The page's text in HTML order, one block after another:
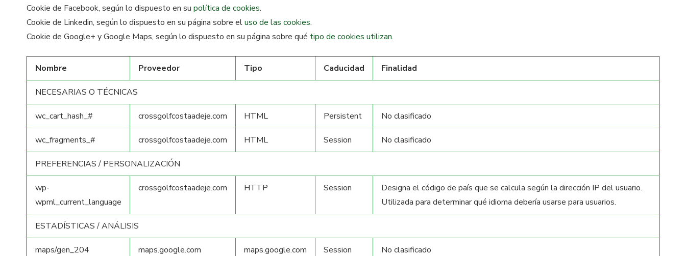
Cookie de Facebook, según lo dispuesto en su política de cookies.
Cookie de Linkedin, según lo dispuesto en su página sobre eluso de las cookies.
Cookie de Google+ y Google Maps, según lo dispuesto en su página sobre qué tipo de cookies utilizan.
Nombre Proveedor Tipo Caducidad Finalidad
NECESARIAS O TÉCNICAS
wc_cart_hash_# crossgolfcostaadeje.com HTML Persistent No clasificado
wc_fragments_# crossgolfcostaadeje.com HTML Session No clasificado
PREFERENCIAS / PERSONALIZACIÓN
wp-
wpml_current_language
crossgolfcostaadeje.com HTTP Session
Designa el código de país que se calcula según la dirección IP del usuario.
Utilizada para determinar qué idioma debería usarse para usuarios.
ESTADÍSTICAS / ANÁLISIS
maps/gen_204 maps.google.com maps.google.com Session No clasificado